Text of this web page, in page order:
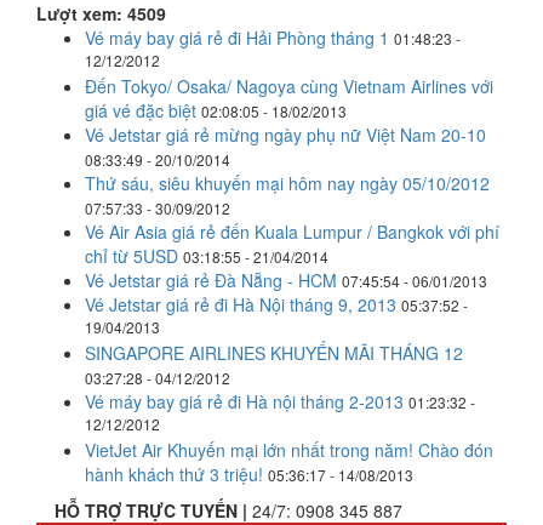
Lượt xem: 4509
Vé máy bay giá rẻ đi Hải Phòng tháng 1 01:48:23 -
12/12/2012
Đến Tokyo/ Osaka/ Nagoya cùng Vietnam Airlines với
giá vé đặc biệt 02:08:05 - 18/02/2013
Vé Jetstar giá rẻ mừng ngày phụ nữ Việt Nam 20-10
08:33:49 - 20/10/2014
Thứ sáu, siêu khuyến mại hôm nay ngày 05/10/2012
07:57:33 - 30/09/2012
Vé Air Asia giá rẻ đến Kuala Lumpur / Bangkok với phí
chỉ từ 5USD 03:18:55 - 21/04/2014
Vé Jetstar giá rẻ Đà Nẵng - HCM 07:45:54 - 06/01/2013
Vé Jetstar giá rẻ đi Hà Nội tháng 9, 2013 05:37:52 -
19/04/2013
SINGAPORE AIRLINES KHUYẾN MÃI THÁNG 12
03:27:28 - 04/12/2012
Vé máy bay giá rẻ đi Hà nội tháng 2-2013 01:23:32 -
12/12/2012
VietJet Air Khuyến mại lớn nhất trong năm! Chào đón
hành khách thứ 3 triệu! 05:36:17 - 14/08/2013
HỖ TRỢ TRỰC TUYẾN | 24/7: 0908 345 887